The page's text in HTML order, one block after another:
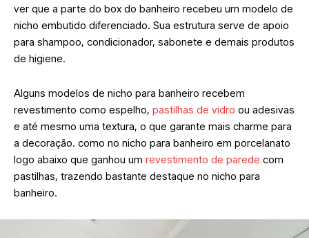
ver que a parte do box do banheiro recebeu um modelo de
nicho embutido diferenciado. Sua estrutura serve de apoio
para shampoo, condicionador, sabonete e demais produtos
de higiene.
Alguns modelos de nicho para banheiro recebem
revestimento como espelho, pastilhas de vidro ou adesivas
e até mesmo uma textura, o que garante mais charme para
a decoração. como no nicho para banheiro em porcelanato
logo abaixo que ganhou um revestimento de parede com
pastilhas, trazendo bastante destaque no nicho para
banheiro.